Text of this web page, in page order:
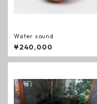
Water sound
¥240,000